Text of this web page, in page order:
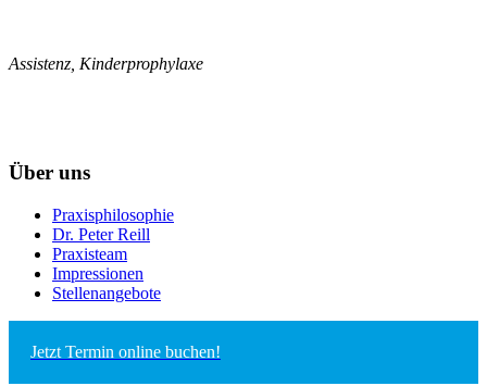
Assistenz, Kinderprophylaxe
Über uns
Praxisphilosophie
Dr. Peter Reill
Praxisteam
Impressionen
Stellenangebote
Jetzt Termin online buchen!